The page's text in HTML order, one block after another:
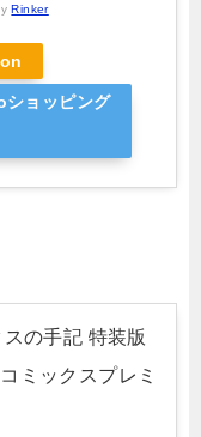
Rinker
ショッピング
の手記 特装版
ミックスプレミ